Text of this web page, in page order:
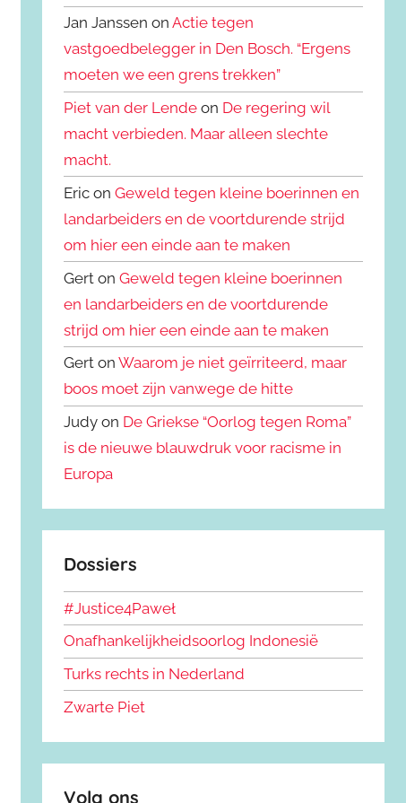
Jan Janssen onActie tegen
vastgoedbelegger in Den Bosch. “Ergens
moeten we een grens trekken”
Piet van der Lende on De regering wil
macht verbieden. Maar alleen slechte
macht.
Eric onGeweld tegen kleine boerinnen en
landarbeiders en de voortdurende strijd
om hier een einde aan te maken
Gert onGeweld tegen kleine boerinnen
en landarbeiders en de voortdurende
strijd om hier een einde aan te maken
Gert onWaarom je niet geïrriteerd, maar
boos moet zijn vanwege de hitte
Judy on De Griekse “Oorlog tegen Roma”
is de nieuwe blauwdruk voor racisme in
Europa
Dossiers
#Justice4Paweł
Onafhankelijkheidsoorlog Indonesië
Turks rechts in Nederland
Zwarte Piet
Volg ons